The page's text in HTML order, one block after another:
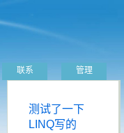
联系 管理
测试了一下
LINQ写的